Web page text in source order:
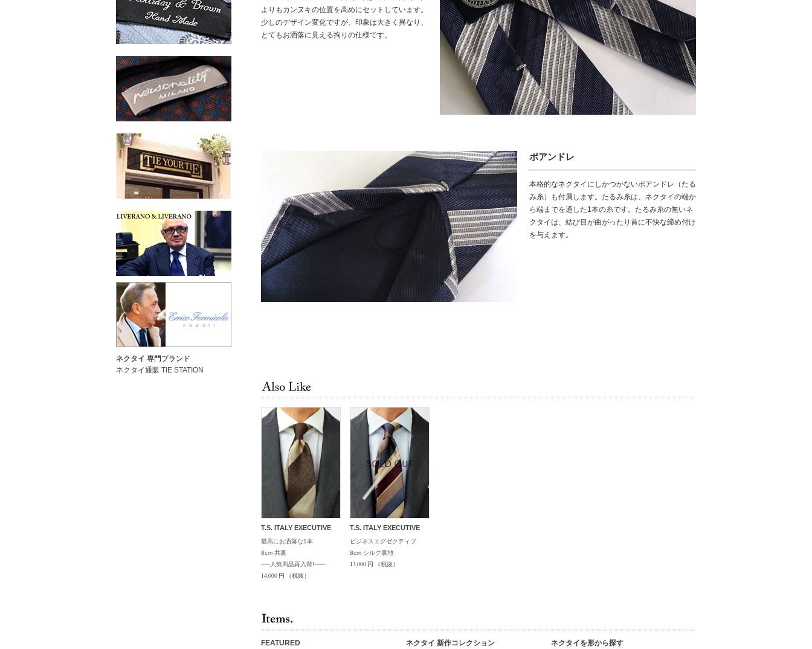
ネクタイ 専門ブランド
ネクタイ通販 TIE STATION
よりもカンヌキの位置を高めにセットしています。
少しのデザイン変化ですが、印象は大きく異なり、
とてもお洒落に見える拘りの仕様です。
ポアンドレ
本格的なネクタイにしかつかないポアンドレ（たる
み糸）も付属します。たるみ糸は、ネクタイの端か
ら端までを通した1本の糸です。たるみ糸の無いネ
クタイは、結び目が曲がったり首に不快な締め付け
を与えます。
T.S. ITALY EXECUTIVE
最高にお洒落な1本
8cm 共裏
-----人気商品再入荷!------
14,000 円 （税抜）
T.S. ITALY EXECUTIVE
ビジネスエグゼクティブ
8cm シルク裏地
13,000 円 （税抜）
FEATURED ネクタイ 新作コレクション ネクタイを形から探す